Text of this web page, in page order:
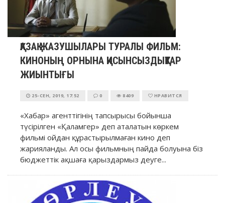
ҚАЗАҚ ЖАЗУШЫЛАРЫ ТУРАЛЫ ФИЛЬМ:
КИНОНЫҢ ОРНЫНА ҚИСЫНСЫЗДЫҚТАР
ЖИЫНТЫҒЫ
25-СЕН, 2019, 17:52 0 8409 НРАВИТСЯ
«Хабар» агенттігінің тапсырысы бойынша
түсірілген «Қаламгер» деп аталатын көркем
фильмі ойдан құрастырылмаған кино деп
жарияланды. Ал осы фильмның пайда болуына біз
бюджеттік ақшаға қарыздармыз деуге...